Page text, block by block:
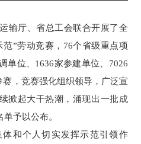
输厅、省总工会联合开展了全
”劳动竞赛，76个省级重点项
单位、1636家参建单位、7026
，竞赛强化组织领导，广泛宣
掀起大干热潮 ， 涌现出一批成
予以公布。
和个人切实发挥示范引领作